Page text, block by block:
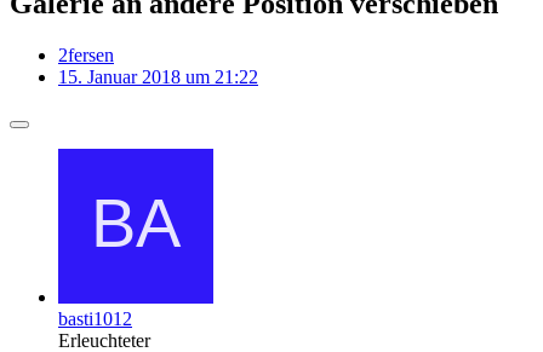
2fersen
15. Januar 2018 um 21:22
basti1012
Erleuchteter